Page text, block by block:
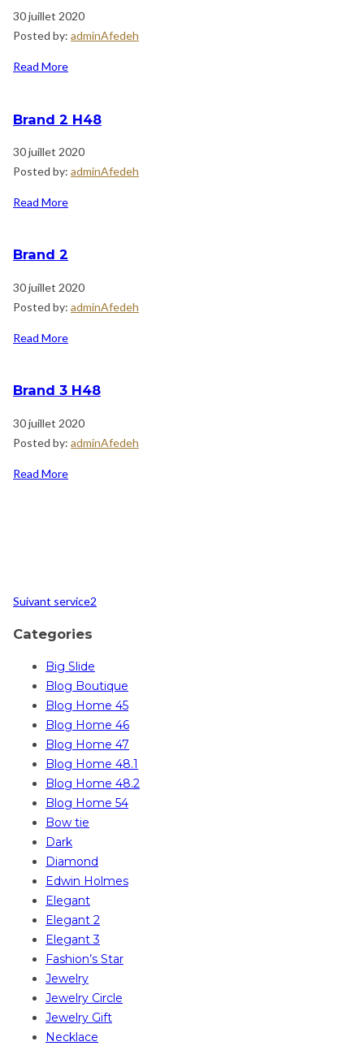
30 juillet 2020
Posted by: adminAfedeh
Read More
Brand 2 H48
30 juillet 2020
Posted by: adminAfedeh
Read More
Brand 2
30 juillet 2020
Posted by: adminAfedeh
Read More
Brand 3 H48
30 juillet 2020
Posted by: adminAfedeh
Read More
Suivant service2
Categories
Big Slide
Blog Boutique
Blog Home 45
Blog Home 46
Blog Home 47
Blog Home 48.1
Blog Home 48.2
Blog Home 54
Bow tie
Dark
Diamond
Edwin Holmes
Elegant
Elegant 2
Elegant 3
Fashion’s Star
Jewelry
Jewelry Circle
Jewelry Gift
Necklace